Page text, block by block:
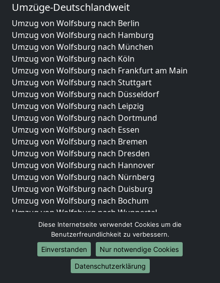
Umzüge-Deutschlandweit
Umzug von Wolfsburg nach Berlin
Umzug von Wolfsburg nach Hamburg
Umzug von Wolfsburg nach München
Umzug von Wolfsburg nach Köln
Umzug von Wolfsburg nach Frankfurt am Main
Umzug von Wolfsburg nach Stuttgart
Umzug von Wolfsburg nach Düsseldorf
Umzug von Wolfsburg nach Leipzig
Umzug von Wolfsburg nach Dortmund
Umzug von Wolfsburg nach Essen
Umzug von Wolfsburg nach Bremen
Umzug von Wolfsburg nach Dresden
Umzug von Wolfsburg nach Hannover
Umzug von Wolfsburg nach Nürnberg
Umzug von Wolfsburg nach Duisburg
Umzug von Wolfsburg nach Bochum
Umzug von Wolfsburg nach Wuppertal
Umzug von Wolfsburg nach Bielefeld
Umzug von Wolfsburg nach Bonn
Umzug von Wolfsburg nach Münster
Internationale-Umzüge
Diese Internetseite verwendet Cookies um die
Benutzerfreundlichkeit zu verbessern.
Einverstanden
Nur notwendige Cookies
Datenschutzerklärung